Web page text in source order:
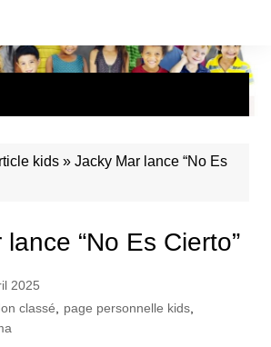
kids» Jacky Mar lance “No Es
“No Es Cierto”
2025
classé page personnelle kids,